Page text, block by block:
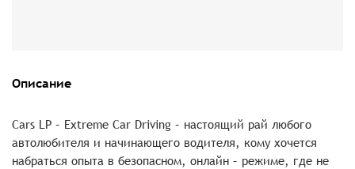
Описание
Cars LP – Extreme Car Driving – настоящий рай любого
автолюбителя и начинающего водителя, кому хочется
набраться опыта в безопасном, онлайн – режиме, где не